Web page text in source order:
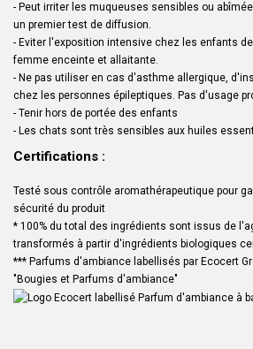
- Peut irriter les muqueuses sensibles ou
un premier test de diffusion.
- Eviter l'exposition intensive chez les enfants
femme enceinte et allaitante.
- Ne pas utiliser en cas d'asthme allergique,
chez les personnes épileptiques. Pas d'usage
- Tenir hors de portée des enfants
- Les chats sont très sensibles aux huiles
Certifications :
Testé sous contrôle aromathérapeutique pour
sécurité du produit
* 100% du total des ingrédients sont issus de
transformés à partir d'ingrédients biologiques
*** Parfums d'ambiance labellisés par Ecocert
"Bougies et Parfums d'ambiance"